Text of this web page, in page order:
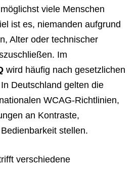
viele Menschen
ist es, niemanden aufgrund
Alter oder technischer
Im
wird häufig nach gesetzlichen
Deutschland gelten die
WCAG-Richtlinien,
an Kontraste,
stellen.
verschiedene